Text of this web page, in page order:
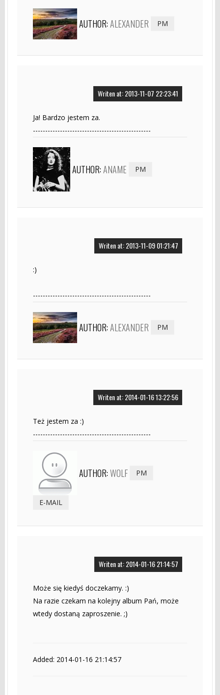
AUTHOR:ALEXANDER PM
Writen at: 2013-11-07 22:23:41
Ja! Bardzo jestem za.
------------------------------------------------
AUTHOR:ANAME PM
Writen at: 2013-11-09 01:21:47
:)
------------------------------------------------
AUTHOR:ALEXANDER PM
Writen at: 2014-01-16 13:22:56
Też jestem za :)
------------------------------------------------
AUTHOR:WOLF PM
E-MAIL
Writen at: 2014-01-16 21:14:57
Może się kiedyś doczekamy. :)
Na razie czekam na kolejny album Pań, może
wtedy dostaną zaproszenie. ;)
Added: 2014-01-16 21:14:57